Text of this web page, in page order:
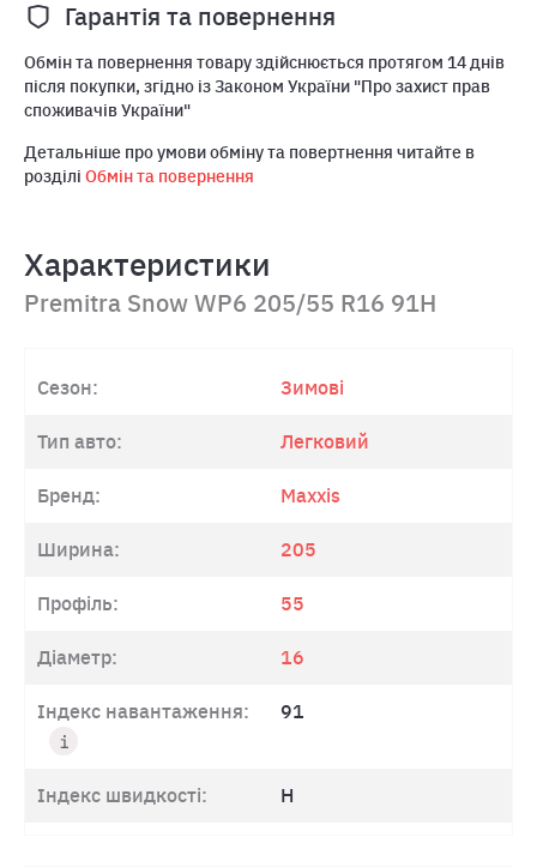
Гарантія та повернення
Обмін та повернення товару здійснюється протягом 14 днів
після покупки, згідно із Законом України "Про захист прав
споживачів України"
Детальніше про умови обміну та повертнення читайте в
розділі Обмін та повернення
Характеристики
Premitra Snow WP6 205/55 R16 91H
Сезон: Зимові
Тип авто: Легковий
Бренд: Maxxis
Ширина: 205
Профіль: 55
Діаметр: 16
Індекс навантаження: 91
Індекс швидкості: H